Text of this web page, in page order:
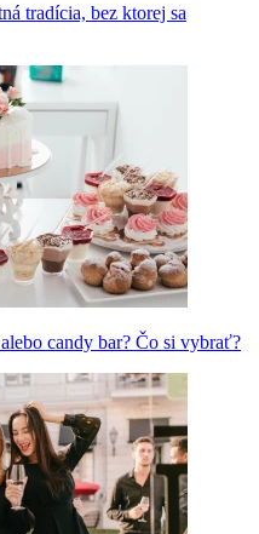
tradícia, bez ktorej sa
candy bar? Čo si vybrať?